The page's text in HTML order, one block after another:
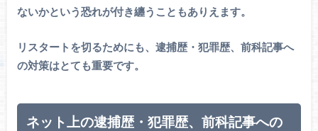
ないかという恐れが付き纏うこともありえます。
リスタートを切るためにも、逮捕歴・犯罪歴、前科記事へ
の対策はとても重要です。
ネット上の逮捕歴・犯罪歴、前科記事への